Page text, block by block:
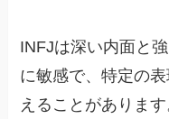
INFJは深い内面と
に敏感で、特定の
えることがありま